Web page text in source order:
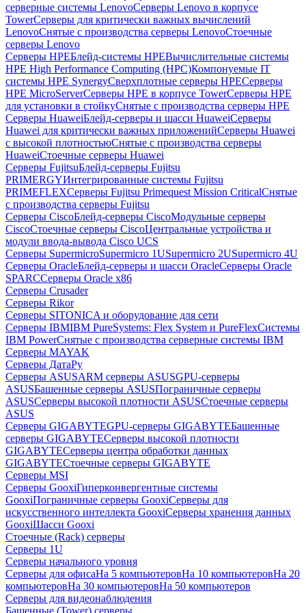
серверные системы LenovoСерверы Lenovo в корпусе
TowerСерверы для критически важных вычислений
LenovoСнятые с производства серверы LenovoСтоечные
серверы Lenovo
Серверы HPEБлейд-системы HPEВычислительные системы
HPE High Performance Computing (HPC)Компонуемые IT
системы HPE SynergyСверхплотные серверы HPEСерверы
HPE MicroServerСерверы HPE в корпусе TowerСерверы HPE
для установки в стойкуСнятые с производства серверы HPE
Серверы HuaweiБлейд-серверы и шасси HuaweiСерверы
Huawei для критически важных приложенийСерверы Huawei
с высокой плотностьюСнятые с производства серверы
HuaweiСтоечные серверы Huawei
Серверы FujitsuБлейд-серверы Fujitsu
PRIMERGYИнтегрированные системы Fujitsu
PRIMEFLEXСерверы Fujitsu Primequest Mission CriticalСнятые
с производства серверы Fujitsu
Серверы CiscoБлейд-серверы CiscoМодульные серверы
CiscoСтоечные серверы CiscoЦентральные устройства и
модули ввода-вывода Cisco UCS
Серверы SupermicroSupermicro 1USupermicro 2USupermicro 4U
Серверы OracleБлейд-серверы и шасси OracleСерверы Oracle
SPARCСерверы Oracle x86
Серверы Crusader
Серверы Rikor
Серверы SITONICA и оборудование для сети
Серверы IBMIBM PureSystems: Flex System и PureFlexСистемы
IBM PowerСнятые с производства серверные системы IBM
Серверы MAYAK
Серверы ДатаРу
Серверы ASUSARM серверы ASUSGPU-серверы
ASUSБашенные серверы ASUSПограничные серверы
ASUSСерверы высокой плотности ASUSСтоечные серверы
ASUS
Серверы GIGABYTEGPU-серверы GIGABYTEБашенные
серверы GIGABYTEСерверы высокой плотности
GIGABYTEСерверы центра обработки данных
GIGABYTEСтоечные серверы GIGABYTE
Серверы MSI
Серверы GooxiГиперконвергентные системы
GooxiПограничные серверы GooxiСерверы для
искусственного интеллекта GooxiСерверы хранения данных
GooxiШасси Gooxi
Стоечные (Rack) серверы
Серверы 1U
Серверы начального уровня
Серверы для офисаНа 5 компьютеровНа 10 компьютеровНа 20
компьютеровНа 30 компьютеровНа 50 компьютеров
Серверы для видеонаблюдения
Башенные (Tower) серверы